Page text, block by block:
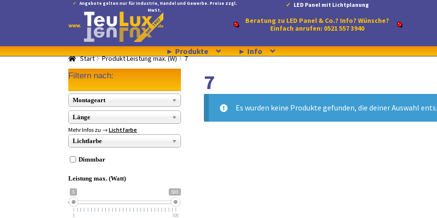
Angebote gelten nur für Industrie, Handel und Gewerbe. Preise zzgl.
MwSt.
LED Panel mit Lichtplanung
Navigation
springen
Inhalt
springen
Beratung zu LED Panel & Co.? Info? Wünsche?
Einfach anrufen: 0521 557 3940
► Produkte ► Info
Start Produkt Leistung max. (W) 7
7
Es wurden keine Produkte gefunden, die deiner Auswahl
Filtern nach:
Montageart
Länge
Mehr Infos zu →Lichtfarbe
Lichtfarbe
Dimmbar
Leistung max. (Watt)
5 500
5 500